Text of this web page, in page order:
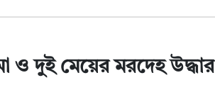
ও দুই মেয়ের মরদেহ উদ্ধার